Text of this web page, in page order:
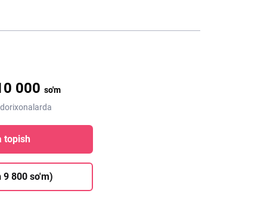
000 so'm
topish
800 so'm)